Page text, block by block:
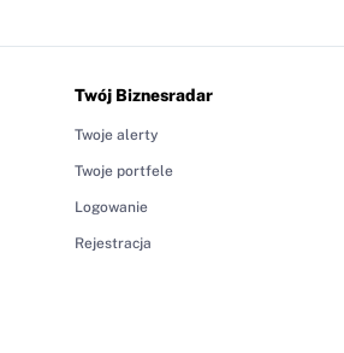
Twój Biznesradar
Twoje alerty
Twoje portfele
Logowanie
Rejestracja